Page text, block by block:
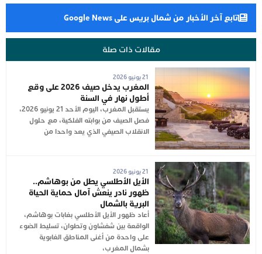
تابع آخر الأخبار من شمال بريس على Google News
مقالات ذات صلة
21 يونيو 2026
المغرب يدخل صيف 2026 على وقع
أطول نهار في السنة
يستقبل المغرب، اليوم الأحد 21 يونيو 2026،
فصل الصيف من بوابته الفلكية، مع حلول
الانقلاب الصيفي الذي يعد واحدا من
21 يونيو 2026
الأيل الأطلسي يطل من بوهاشم..
ظهور نادر ينعش آمال حماية الحياة
البرية بالشمال
أعاد ظهور الأيل الأطلسي بغابات بوهاشم،
الواقعة بين شفشاون وتطوان، تسليط الضوء
على واحدة من أغنى المناطق الغابوية
بشمال المغرب،